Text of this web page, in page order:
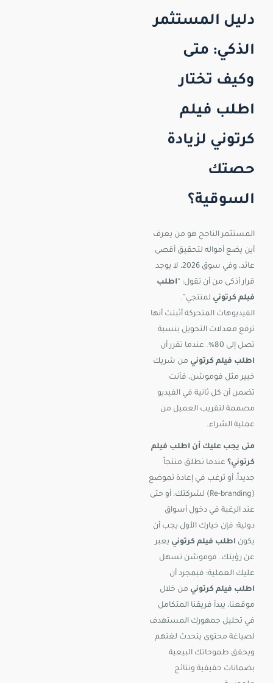
دليل المستثمر
الذكي: متى
وكيف تختار
اطلب فيلم
كرتوني لزيادة
حصتك
السوقية؟
المستثمر الناجح هو من يعرف
أين يضع أمواله لتحقيق أقصى
عائد، وفي سوق 2026، لا يوجد
قرار أذكى من أن تقول: “اطلب
فيلم كرتوني لمنتجي”.
الفيديوهات المتحركة أثبتت أنها
ترفع معدلات التحويل بنسبة
تصل إلى 80%. عندما تقرر أن
اطلب فيلم كرتوني من شريك
خبير مثل فوموشن، فأنت
تضمن أن كل ثانية في الفيديو
مصممة لتقريب العميل من
عملية الشراء.
متى يجب عليك أن اطلب فيلم
كرتوني؟ عندما تطلق منتجاً
جديداً، أو ترغب في إعادة تموضع
(Re-branding) لشركتك، أو حتى
عند الرغبة في دخول أسواق
دولية؛ فإن خيارك الأول يجب أن
يكون اطلب فيلم كرتوني يعبر
عن رؤيتك. فوموشن تسهل
عليك العملية؛ فبمجرد أن
اطلب فيلم كرتوني من خلال
موقعنا، يبدأ فريقنا المتكامل
في تحليل جمهورك المستهدف
لصياغة محتوى يتحدث لغتهم
ويحقق طموحاتك البيعية
بضمانات حقيقية ونتائج